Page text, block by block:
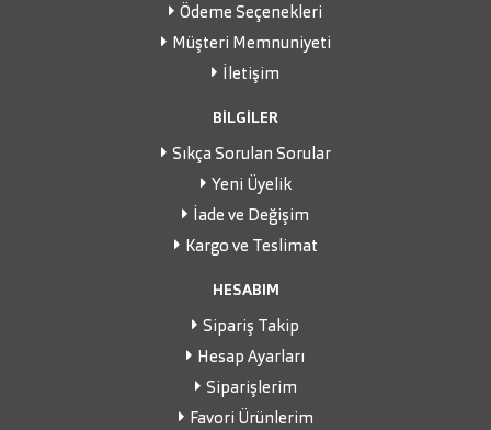
Ödeme Seçenekleri
Müşteri Memnuniyeti
İletişim
BİLGİLER
Sıkça Sorulan Sorular
Yeni Üyelik
İade ve Değişim
Kargo ve Teslimat
HESABIM
Sipariş Takip
Hesap Ayarları
Siparişlerim
Favori Ürünlerim